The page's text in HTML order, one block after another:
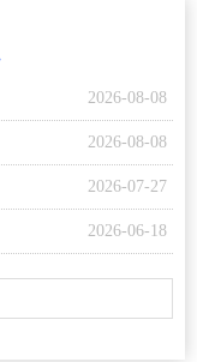
2026-08-08
2026-08-08
2026-07-27
2026-06-18